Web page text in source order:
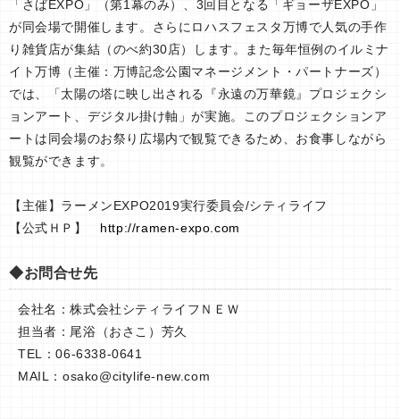
「さばEXPO」（第1幕のみ）、3回目となる「ギョーザEXPO」
が同会場で開催します。さらにロハスフェスタ万博で人気の手作
り雑貨店が集結（のべ約30店）します。また毎年恒例のイルミナ
イト万博（主催：万博記念公園マネージメント・パートナーズ）
では、「太陽の塔に映し出される『永遠の万華鏡』プロジェクシ
ョンアート、デジタル掛け軸」が実施。このプロジェクションア
ートは同会場のお祭り広場内で観覧できるため、お食事しながら
観覧ができます。
【主催】ラーメンEXPO2019実行委員会/シティライフ
【公式ＨＰ】 http://ramen-expo.com
◆お問合せ先
会社名：株式会社シティライフＮＥＷ
担当者：尾浴（おさこ）芳久
TEL：06-6338-0641
MAIL： osako@citylife-new.com